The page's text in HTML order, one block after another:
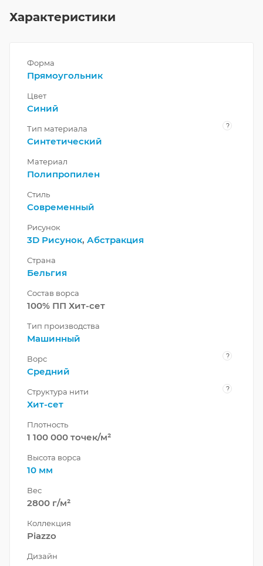
Характеристики
Форма
Прямоугольник
Цвет
Синий
Тип материала ?
Синтетический
Материал
Полипропилен
Стиль
Современный
Рисунок
3D Рисунок, Абстракция
Страна
Бельгия
Состав ворса
100% ПП Хит-сет
Тип производства
Машинный
Ворс ?
Средний
Структура нити ?
Хит-сет
Плотность
1 100 000 точек/м²
Высота ворса
10 мм
Вес
2800 г/м²
Коллекция
Piazzo
Дизайн